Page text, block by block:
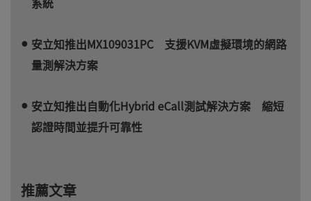
安立知推出MX109031PC 支援KVM虛擬環境的網路
量測解決方案
安立知推出自動化Hybrid eCall測試解決方案 縮短
認證時間並提升可靠性
推薦文章